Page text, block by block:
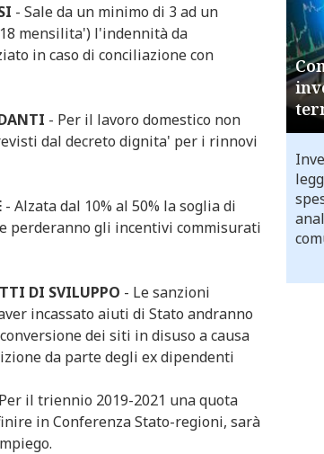
- Sale da un minimo di 3 ad un
mensilita') l'indennità da
in caso di conciliazione con
- Per il lavoro domestico non
dal decreto dignita' per i rinnovi
- Alzata dal 10% al 50% la soglia di
perderanno gli incentivi commisurati
DI SVILUPPO - Le sanzioni
incassato aiuti di Stato andranno
dei siti in disuso a causa
da parte degli ex dipendenti
il triennio 2019-2021 una quota
in Conferenza Stato-regioni, sarà